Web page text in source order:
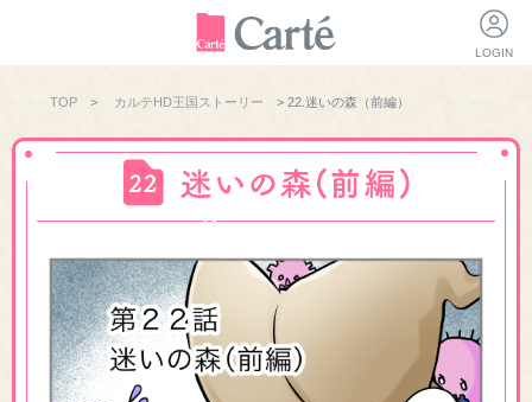
LOGIN
TOP > カルテHD王国ストーリー > 22.迷いの森（前編）